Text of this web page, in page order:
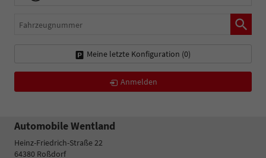
Fahrzeugnummer
Meine letzte Konfiguration (0)
Anmelden
Automobile Wentland
Heinz-Friedrich-Straße 22
64380 Roßdorf